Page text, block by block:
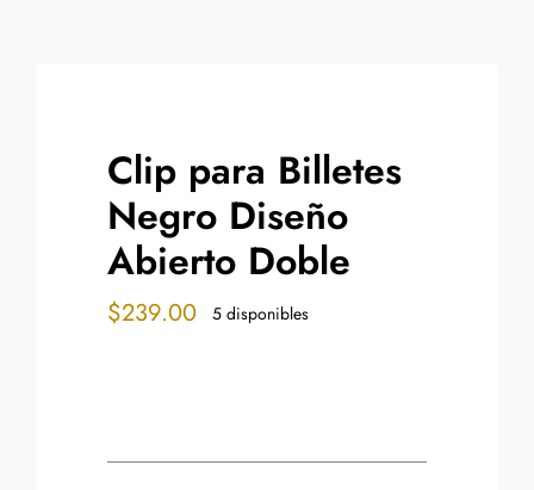
Clip para Billetes
Negro Diseño
Abierto Doble
$239.00 5 disponibles